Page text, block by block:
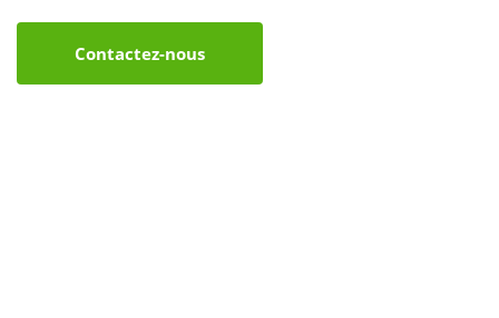
Contactez-nous